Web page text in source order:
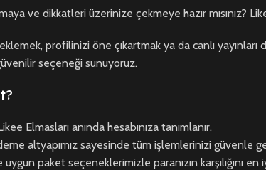
ve dikkatleri üzerinize çekmeye hazır mısınız?
profilinizi öne çıkartmak ya da canlı
seçeneği sunuyoruz.
Elmasları anında hesabınıza tanımlanır.
altyapımız sayesinde tüm işlemlerinizi güvenle
paket seçeneklerimizle paranızın karşılığını en